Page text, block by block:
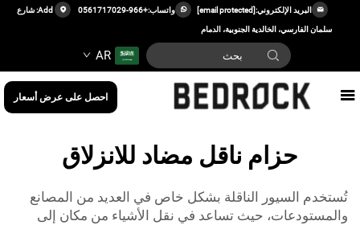
البريد الإلكتروني:[email protected] واتساب:+966-0561717029 Add: شارع
سلمان الفارسي، الخالدية الجنوبية، الدمام
AR
احصل على عرض أسعار
حزام ناقل مضاد للانزلاق
تُستخدم السيور الناقلة بشكل خاص في العديد من المصانع
والمستودعات، حيث تساعد في نقل الأشياء من مكان إلى